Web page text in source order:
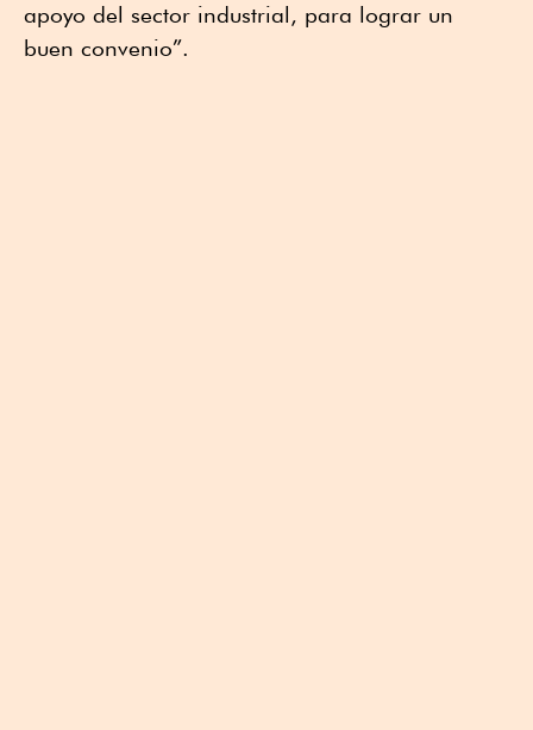
apoyo del sector industrial, para lograr un
buen convenio”.